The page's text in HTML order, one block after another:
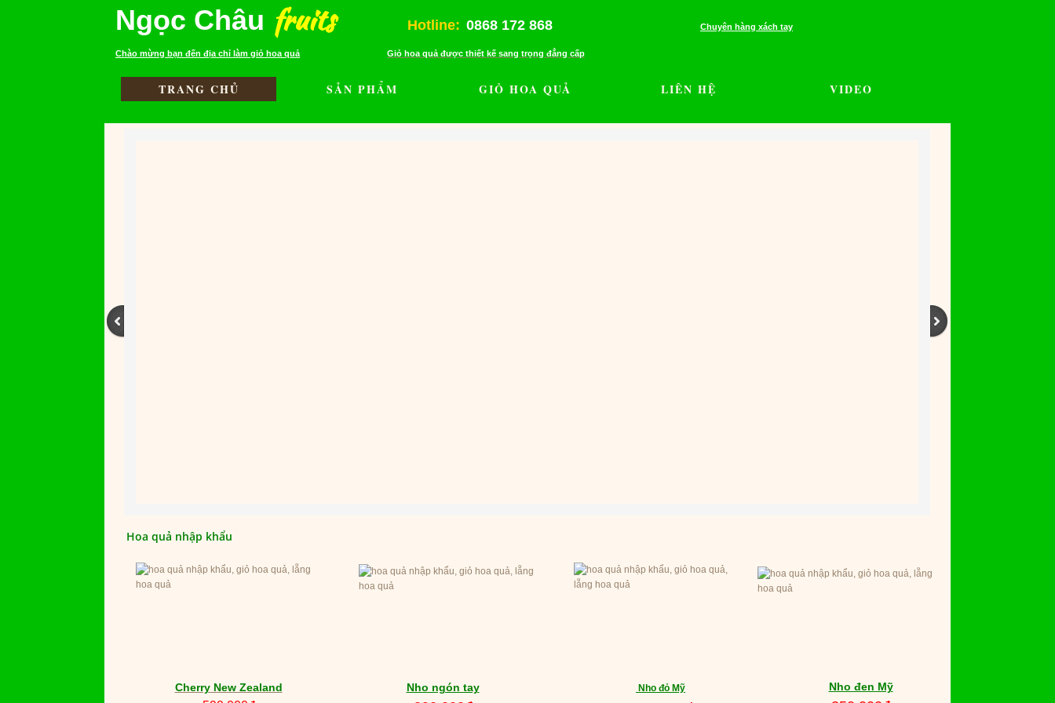
Ngọc Châu fruits Hotline: 0868 172 868 Chuyên hàng xách tay
Chào mừng bạn đến địa chỉ làm giỏ hoa quả Giỏ hoa quả được thiết kế sang trọng đẳng cấp
TRANG CHỦ SẢN PHẨM GIỎ HOA QUẢ LIÊN HỆ VIDEO
Nho đỏ Mỹ
Nho ngón tay
Cherry New Zealand Nho đen Mỹ
Hoa quả nhập khẩu